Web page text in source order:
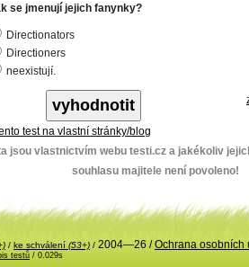
se jmenují jejich fanynky?
Directionators
Directioners
neexistují.
test na vlastní stránky/blog
jsou vlastnictvím webu testi.cz a jakékoliv
souhlasu majitele není povoleno!
/ ke schválení (53+) / 2004—26 /Ochrana osobních
testů / 0.029s